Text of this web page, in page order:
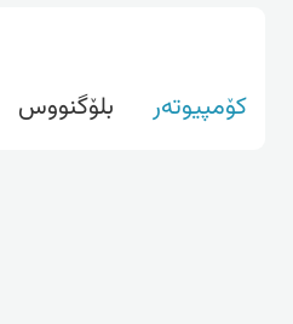
کۆمپیوتەر بلۆگنووس